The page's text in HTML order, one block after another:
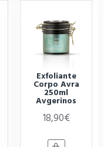
Exfoliante
Corpo Avra
250ml
Avgerinos
18,90€